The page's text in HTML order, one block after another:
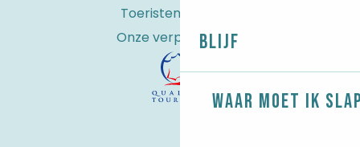
Blijf
Waar moet ik
Toeristenbelasting
Onze verplichtingen